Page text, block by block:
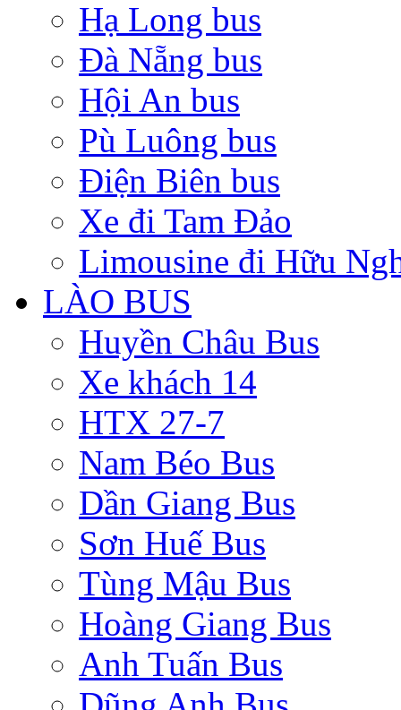
Hạ Long bus
Đà Nẵng bus
Hội An bus
Pù Luông bus
Điện Biên bus
Xe đi Tam Đảo
Limousine đi Hữu
LÀO BUS
Huyền Châu Bus
Xe khách 14
HTX 27-7
Nam Béo Bus
Dần Giang Bus
Sơn Huế Bus
Tùng Mậu Bus
Hoàng Giang Bus
Anh Tuấn Bus